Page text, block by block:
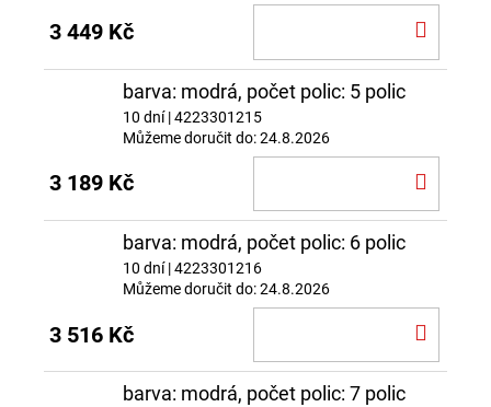
3 449 Kč
barva: modrá, počet polic: 5 polic
10 dní| 4223301215
Můžeme doručit do:24.8.2026
3 189 Kč
barva: modrá, počet polic: 6 polic
10 dní| 4223301216
Můžeme doručit do:24.8.2026
3 516 Kč
barva: modrá, počet polic: 7 polic